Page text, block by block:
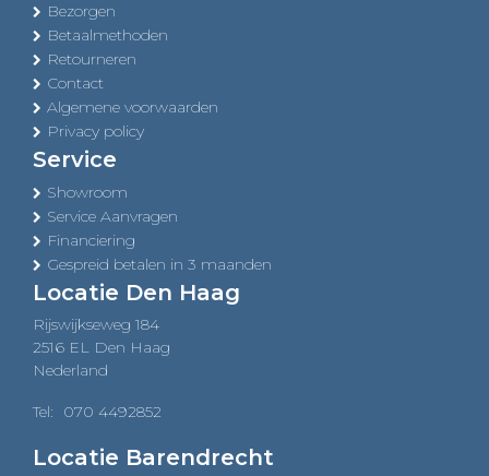
Bezorgen
Betaalmethoden
Retourneren
Contact
Algemene voorwaarden
Privacy policy
Service
Showroom
Service Aanvragen
Financiering
Gespreid betalen in 3 maanden
Locatie Den Haag
Rijswijkseweg 184
2516 EL Den Haag
Nederland
Tel: 070 4492852
Locatie Barendrecht